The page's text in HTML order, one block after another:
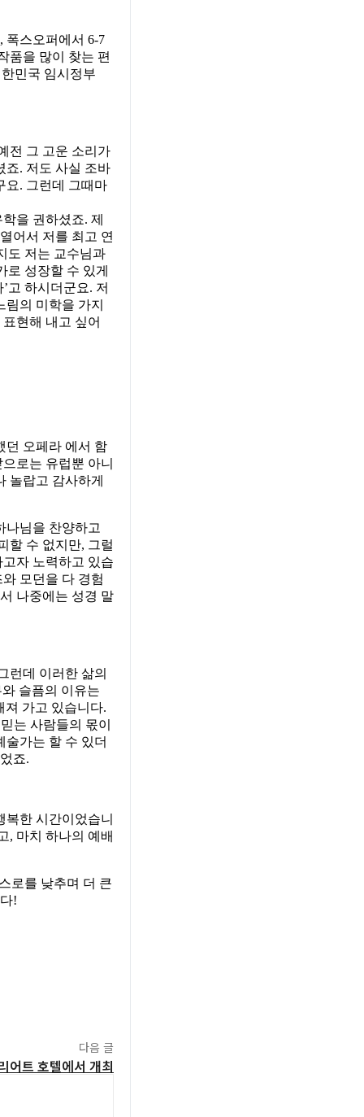
폭스오퍼에서 6-7
품을 많이 찾는 편
민국 임시정부
전 그 고운 소리가
죠. 저도 사실 조바
요. 그런데 그때마
을 권하셨죠. 제
어서 저를 최고 연
도 저는 교수님과
로 성장할 수 있게
고 하시더군요. 저
의 미학을 가지
현해 내고 싶어
던 오페라 에서 함
로는 유럽뿐 아니
놀랍고 감사하게
나님을 찬양하고
할 수 없지만, 그럴
자 노력하고 있습
모던을 다 경험
나중에는 성경 말
런데 이러한 삶의
슬픔의 이유는
져 가고 있습니다.
는 사람들의 몫이
가는 할 수 있더
죠.
한 시간이었습니
, 마치 하나의 예배
로를 낮추며 더 큰
!
다음 글
어트 호텔에서 개최